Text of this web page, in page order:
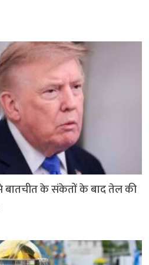
बातचीत के संकेतों के बाद तेल की